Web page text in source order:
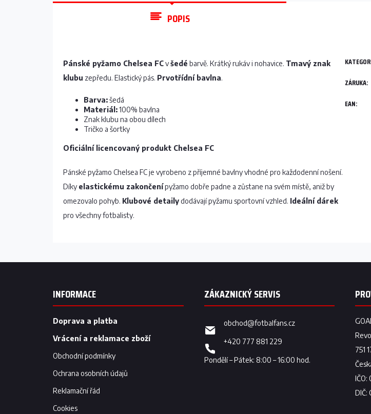
POPIS
Pánské pyžamo Chelsea FCvšedé barvě. Krátký rukáv i nohavice. Tmavý znak
klubu zepředu. Elastický pás. Prvotřídní bavlna.
Barva:šedá
Materiál:100% bavlna
Znak klubu na obou dílech
Tričko a šortky
Oficiální licencovaný produkt Chelsea FC
Pánské pyžamo Chelsea FC je vyrobeno z příjemné bavlny vhodné pro každodenní nošení.
Díkyelastickému zakončenípyžamo dobře padne a zůstane na svém místě, aniž by
omezovalo pohyb. Klubové detailydodávají pyžamu sportovní vzhled. Ideální dárek
pro všechny fotbalisty.
ZÁRUKA:
EAN:
Z
INFORMACE
Doprava a platba
Vrácení a reklamace zboží
Obchodní podmínky
Ochrana osobních údajů
Reklamační řád
Cookies
obchod@fotbalfans.cz
+420 777 881 229